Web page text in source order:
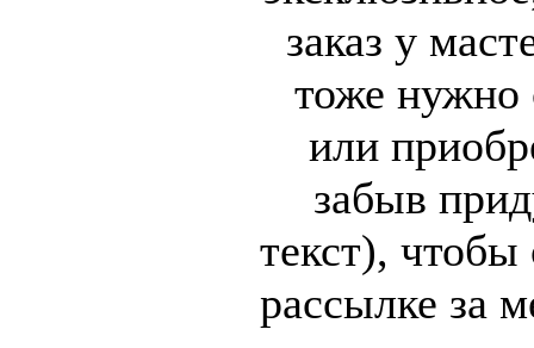
заказ у
тоже нужно
или
забыв
текст),
рассылке за